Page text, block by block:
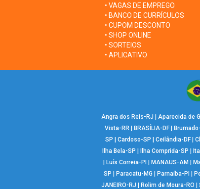
• VAGAS DE EMPREGO
• BANCO DE CURRÍCULOS
• CUPOM DESCONTO
• SHOP ONLINE
• SORTEIOS
• APLICATIVO
Angra dos Reis-RJ | Aparecida de
Vista-RR | BRASÍLIA-DF|
SP | Cardoso-SP | Ceilândia-DF |
Ilha Bela-SP | Ilha Comprida-SP |
| Luís Correia-PI | MANAUS-AM |
SP | Paracatu-MG | Parnaíba-PI |
JANEIRO-RJ | Rolim de Moura-RO |